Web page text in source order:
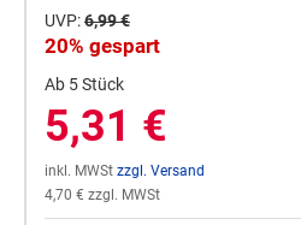
UVP:6,99 €
20% gespart
Ab 5 Stück
5,31 €
inkl. MWSt zzgl. Versand
4,70 € zzgl. MWSt